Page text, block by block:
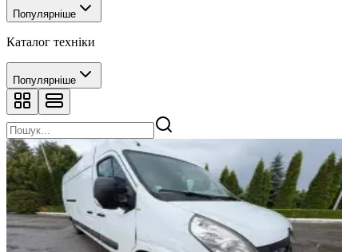
Популярніше
Каталог техніки
Популярніше